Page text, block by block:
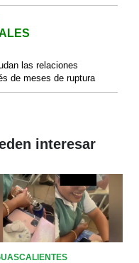
las relaciones
de meses de ruptura
interesar